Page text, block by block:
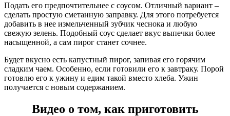
Подать его предпочтительнее с соусом. Отличный вариант –
сделать простую сметанную заправку. Для этого потребуется
добавить в нее измельченный зубчик чеснока и любую
свежую зелень. Подобный соус сделает вкус выпечки более
насыщенной, а сам пирог станет сочнее.
Будет вкусно есть капустный пирог, запивая его горячим
сладким чаем. Особенно, если готовили его к завтраку. Порой
готовлю его к ужину и едим такой вместо хлеба. Ужин
получается с новым содержанием.
Видео о том, как приготовить